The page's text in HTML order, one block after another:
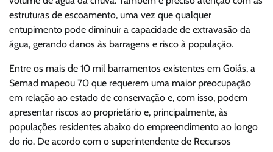
estruturas de escoamento, uma vez que qualquer
entupimento pode diminuir a capacidade de extravasão da
água, gerando danos às barragens e risco à população.
Entre os mais de 10 mil barramentos existentes em Goiás, a
Semad mapeou 70 que requerem uma maior preocupação
em relação ao estado de conservação e, com isso, podem
apresentar riscos ao proprietário e, principalmente, às
populações residentes abaixo do empreendimento ao longo
do rio. De acordo com o superintendente de Recursos